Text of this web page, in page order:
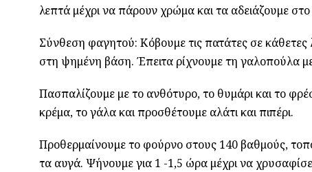
λεπτά μέχρι να πάρουν χρώμα και τα αδειάζουμε
Σύνθεση φαγητού: Κόβουμε τις πατάτες σε
στη ψημένη βάση. Έπειτα ρίχνουμε τη γαλοπούλα
Πασπαλίζουμε με το ανθότυρο, το θυμάρι και το
κρέμα, το γάλα και προσθέτουμε αλάτι και πιπέρι.
Προθερμαίνουμε το φούρνο στους 140 βαθμούς,
τα αυγά. Ψήνουμε για 1 -1,5 ώρα μέχρι να